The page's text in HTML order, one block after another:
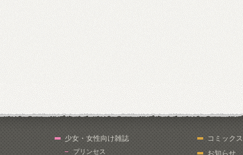
少女・女性向け雑誌
プリンセス
コミックス
お知らせ